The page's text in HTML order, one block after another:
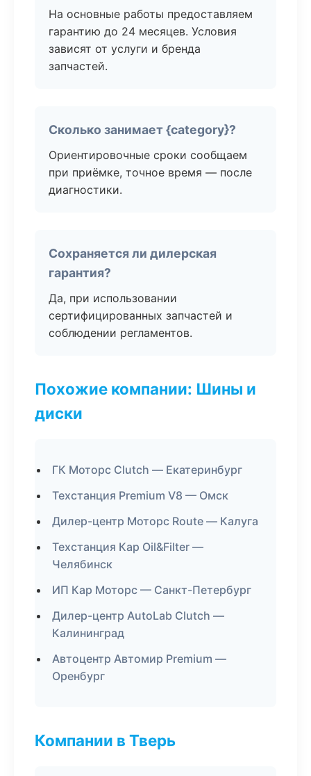
На основные работы предоставляем
гарантию до 24 месяцев. Условия
зависят от услуги и бренда
запчастей.
Сколько занимает {category}?
Ориентировочные сроки сообщаем
при приёмке, точное время — после
диагностики.
Сохраняется ли дилерская
гарантия?
Да, при использовании
сертифицированных запчастей и
соблюдении регламентов.
Похожие компании: Шины и
диски
ГК Моторс Clutch — Екатеринбург
Техстанция Premium V8 — Омск
Дилер-центр Моторс Route — Калуга
Техстанция Кар Oil&Filter —
Челябинск
ИП Кар Моторс — Санкт-Петербург
Дилер-центр AutoLab Clutch —
Калининград
Автоцентр Автомир Premium —
Оренбург
Компании в Тверь